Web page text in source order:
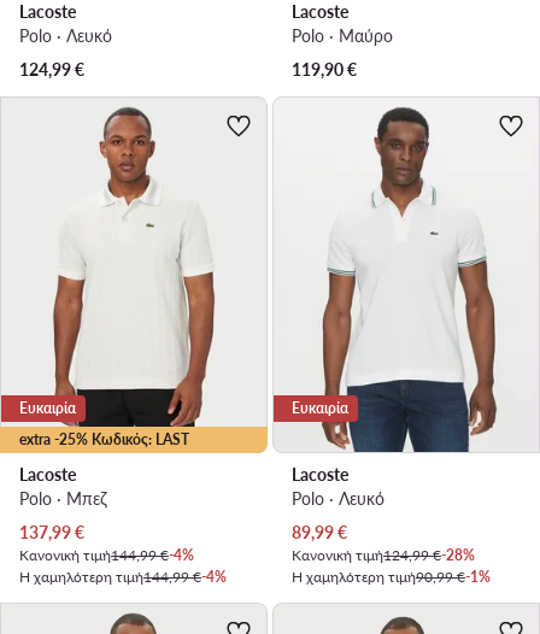
Lacoste
Polo · Λευκό
124,99€
Lacoste
Polo · Μαύρο
119,90€
extra -25% Κωδικός: LAST
Ευκαιρία
Lacoste
Polo · Μπεζ
Τρέχουσα τιμή
137,99€
Κανονική τιμή144,99 €-4%
Η χαμηλότερη τιμή144,99 €-4%
Ευκαιρία
Lacoste
Polo · Λευκό
Τρέχουσα τιμή
89,99€
Κανονική τιμή124,99 €-28%
Η χαμηλότερη τιμή90,99 €-1%